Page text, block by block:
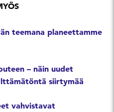
teemana planeettamme
– näin uudet
siirtymää
vahvistavat